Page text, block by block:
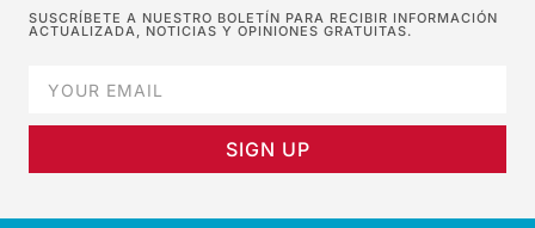
SUSCRÍBETE A NUESTRO BOLETÍN PARA RECIBIR INFORMACIÓN
ACTUALIZADA, NOTICIAS Y OPINIONES GRATUITAS.
SIGN UP